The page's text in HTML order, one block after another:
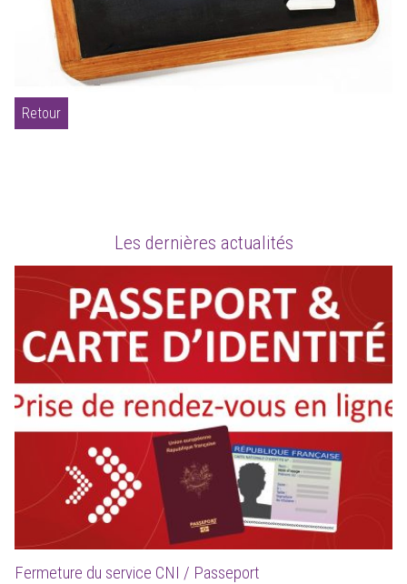
Retour
Les dernières actualités
Fermeture du service CNI / Passeport